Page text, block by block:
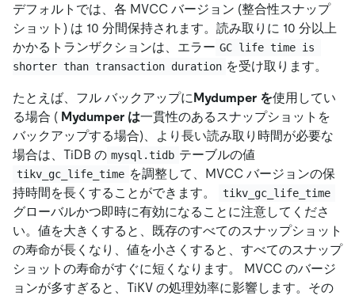
デフォルトでは、各 MVCC バージョン (整合性スナップ
ショット) は 10 分間保持されます。読み取りに 10 分以上
かかるトランザクションは、エラー GC life time is
shorter than transaction duration を受け取ります。
たとえば、フル バックアップにMydumper を使用してい
る場合 ( Mydumper は一貫性のあるスナップショットを
バックアップする場合)、より長い読み取り時間が必要な
場合は、TiDB の mysql.tidb テーブルの値
tikv_gc_life_time を調整して、MVCC バージョンの保
持時間を長くすることができます。
tikv_gc_life_time
グローバルかつ即時に有効になることに注意してくださ
い。値を大きくすると、既存のすべてのスナップショット
の寿命が長くなり、値を小さくすると、すべてのスナップ
ショットの寿命がすぐに短くなります。 MVCC のバージ
ョンが多すぎると、TiKV の処理効率に影響します。その